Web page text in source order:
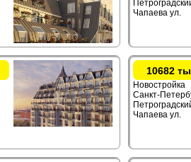
Чапаева ул.
10682
Новостройка
Санкт-
Чапаева ул.